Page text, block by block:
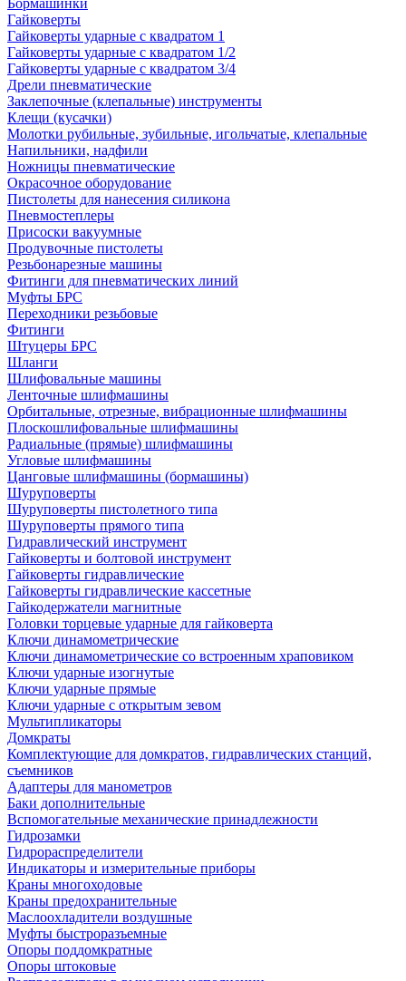
Бормашинки
Гайковерты
Гайковерты ударные с квадратом 1
Гайковерты ударные с квадратом 1/2
Гайковерты ударные с квадратом 3/4
Дрели пневматические
Заклепочные (клепальные) инструменты
Клещи (кусачки)
Молотки рубильные, зубильные, игольчатые, клепальные
Напильники, надфили
Ножницы пневматические
Окрасочное оборудование
Пистолеты для нанесения силикона
Пневмостеплеры
Присоски вакуумные
Продувочные пистолеты
Резьбонарезные машины
Фитинги для пневматических линий
Муфты БРС
Переходники резьбовые
Фитинги
Штуцеры БРС
Шланги
Шлифовальные машины
Ленточные шлифмашины
Орбитальные, отрезные, вибрационные шлифмашины
Плоскошлифовальные шлифмашины
Радиальные (прямые) шлифмашины
Угловые шлифмашины
Цанговые шлифмашины (бормашины)
Шуруповерты
Шуруповерты пистолетного типа
Шуруповерты прямого типа
Гидравлический инструмент
Гайковерты и болтовой инструмент
Гайковерты гидравлические
Гайковерты гидравлические кассетные
Гайкодержатели магнитные
Головки торцевые ударные для гайковерта
Ключи динамометрические
Ключи динамометрические со встроенным храповиком
Ключи ударные изогнутые
Ключи ударные прямые
Ключи ударные с открытым зевом
Мультипликаторы
Домкраты
Комплектующие для домкратов, гидравлических станций,
съемников
Адаптеры для манометров
Баки дополнительные
Вспомогательные механические принадлежности
Гидрозамки
Гидрораспределители
Индикаторы и измерительные приборы
Краны многоходовые
Краны предохранительные
Маслоохладители воздушные
Муфты быстроразъемные
Опоры поддомкратные
Опоры штоковые